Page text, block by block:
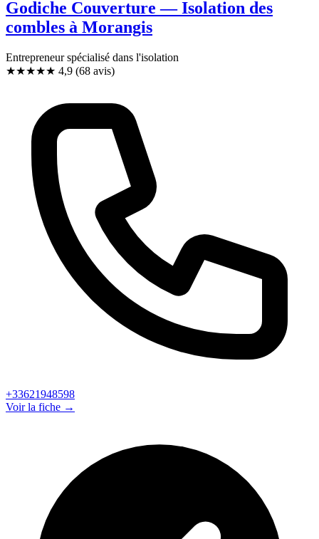
Godiche Couverture — Isolation des
combles à Morangis
Entrepreneur spécialisé dans l'isolation
★★★★★ 4,9 (68 avis)
+33621948598
Voir la fiche →